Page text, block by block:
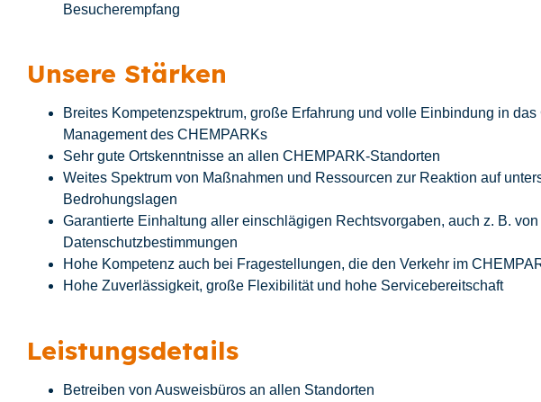
Besucherempfang
Unsere Stärken
Breites Kompetenzspektrum, große Erfahrung und volle Einbindung in
Management des CHEMPARKs
Sehr gute Ortskenntnisse an allen CHEMPARK-Standorten
Weites Spektrum von Maßnahmen und Ressourcen zur Reaktion auf
Bedrohungslagen
Garantierte Einhaltung aller einschlägigen Rechtsvorgaben, auch z. B. von
Datenschutzbestimmungen
Hohe Kompetenz auch bei Fragestellungen, die den Verkehr im
Hohe Zuverlässigkeit, große Flexibilität und hohe Servicebereitschaft
Leistungsdetails
Betreiben von Ausweisbüros an allen Standorten